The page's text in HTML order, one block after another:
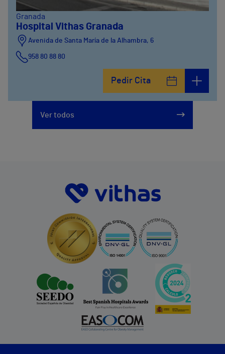
Granada
Hospital Vithas Granada
Avenida de Santa María de la Alhambra, 6
958 80 88 80
Pedir Cita
Ver todos